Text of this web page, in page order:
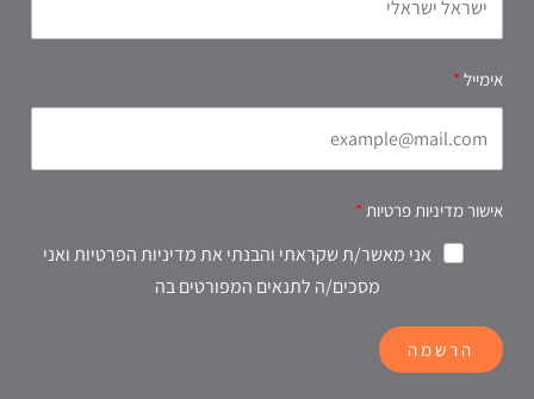
אימייל
אישור מדיניות פרטיות
אני מאשר/ת שקראתי והבנתי את מדיניות הפרטיות ואני
מסכים/ה לתנאים המפורטים בה
הרשמה